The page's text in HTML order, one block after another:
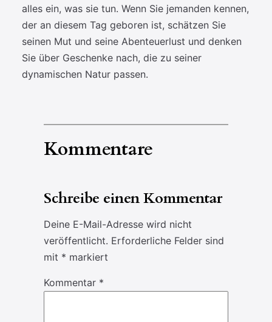
alles ein, was sie tun. Wenn Sie jemanden kennen,
der an diesem Tag geboren ist, schätzen Sie
seinen Mut und seine Abenteuerlust und denken
Sie über Geschenke nach, die zu seiner
dynamischen Natur passen.
Kommentare
Schreibe einen Kommentar
Deine E-Mail-Adresse wird nicht
veröffentlicht. Erforderliche Felder sind
mit * markiert
Kommentar *